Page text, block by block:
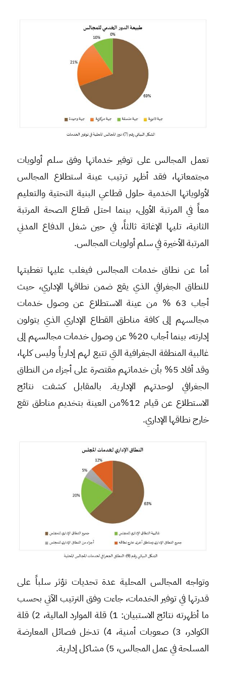
تعمل المجالس على توفير خدماتها وفق سلم أولويات
مجتمعاتها، فقد أظهر ترتيب عينة استطلاع المجالس
لأولوياتها الخدمية حلول قطاعي البنية التحتية والتعليم
معاً في المرتبة الأولى، بينما احتل قطاع الصحة المرتبة
الثانية، تليها الإغاثة ثالثاً، في حين شغل الدفاع المدني
المرتبة الأخيرة في سلم أولويات المجالس.
أما عن نطاق خدمات المجالس فيغلب عليها تغطيتها
للنطاق الجغرافي الذي يقع ضمن نطاقها الإداري، حيث
أجاب 63 % من عينة الاستطلاع عن وصول خدمات
مجالسهم إلى كافة مناطق القطاع الإداري الذي يتولون
إدارته، بينما أجاب 20% عن وصول خدمات مجالسهم إلى
غالبية المنطقة الجغرافية التي تتبع لهم إدارياً وليس كلها،
وقد أفاد 5% بأن خدماتهم مقتصرة على أجزاء من النطاق
الجغرافي لوحدتهم الإدارية. بالمقابل كشفت نتائج
الاستطلاع عن قيام 12%من العينة بتخديم مناطق تقع
خارج نطاقها الإداري.
وتواجه المجالس المحلية عدة تحديات تؤثر سلباً على
قدرتها في توفير الخدمات، جاءت وفق الترتيب الآتي بحسب
ما أظهرته نتائج الاستبيان: 1) قلة الموارد المالية، 2) قلة
الكوادر، 3) صعوبات أمنية، 4) تدخل فصائل المعارضة
المسلحة في عمل المجالس، 5) مشاكل إدارية.